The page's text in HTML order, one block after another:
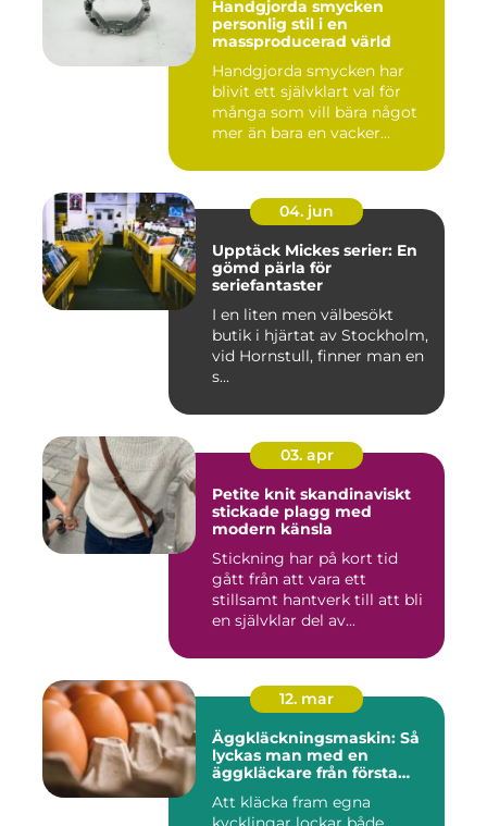
Handgjorda smycken
personlig stil i en
massproducerad värld
Handgjorda smycken har
blivit ett självklart val för
många som vill bära något
mer än bara en vacker...
04. jun
Upptäck Mickes serier: En
gömd pärla för
seriefantaster
I en liten men välbesökt
butik i hjärtat av Stockholm,
vid Hornstull, finner man en
s...
03. apr
Petite knit skandinaviskt
stickade plagg med
modern känsla
Stickning har på kort tid
gått från att vara ett
stillsamt hantverk till att bli
en självklar del av...
12. mar
Äggkläckningsmaskin: Så
lyckas man med en
äggkläckare från första
Att kläcka fram egna